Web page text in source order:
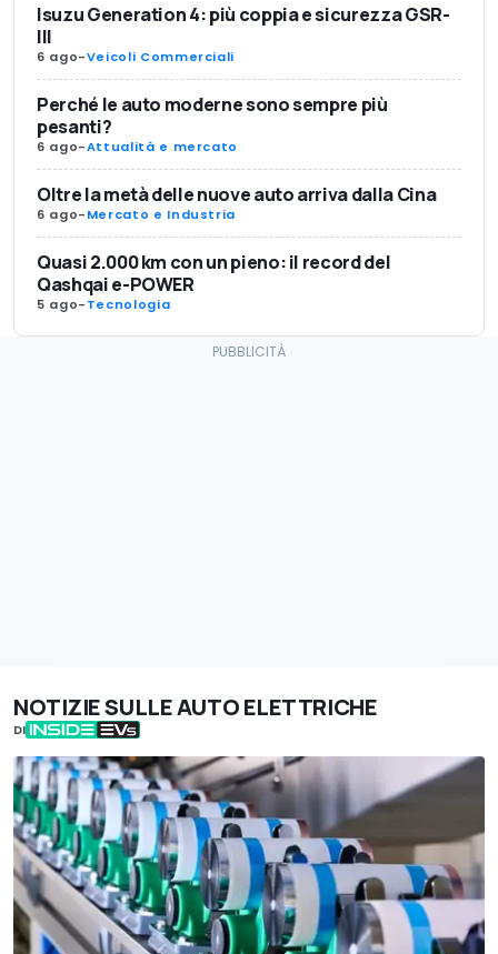
Isuzu Generation 4: più coppia e sicurezza GSR-
III
6 ago-Veicoli Commerciali
Perché le auto moderne sono sempre più
pesanti?
6 ago-Attualità e mercato
Oltre la metà delle nuove auto arriva dalla Cina
6 ago-Mercato e Industria
Quasi 2.000 km con un pieno: il record del
Qashqai e-POWER
5 ago-Tecnologia
NOTIZIE SULLE AUTO ELETTRICHE
DI